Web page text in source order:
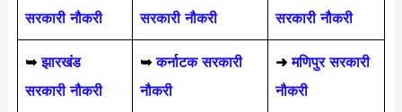
सरकारी नौकरी
सरकारी नौकरी
सरकारी नौकरी
➥ झारखंड
सरकारी नौकरी
➥ कर्नाटक सरकारी
नौकरी
➜ मणिपुर सरकारी
नौकरी